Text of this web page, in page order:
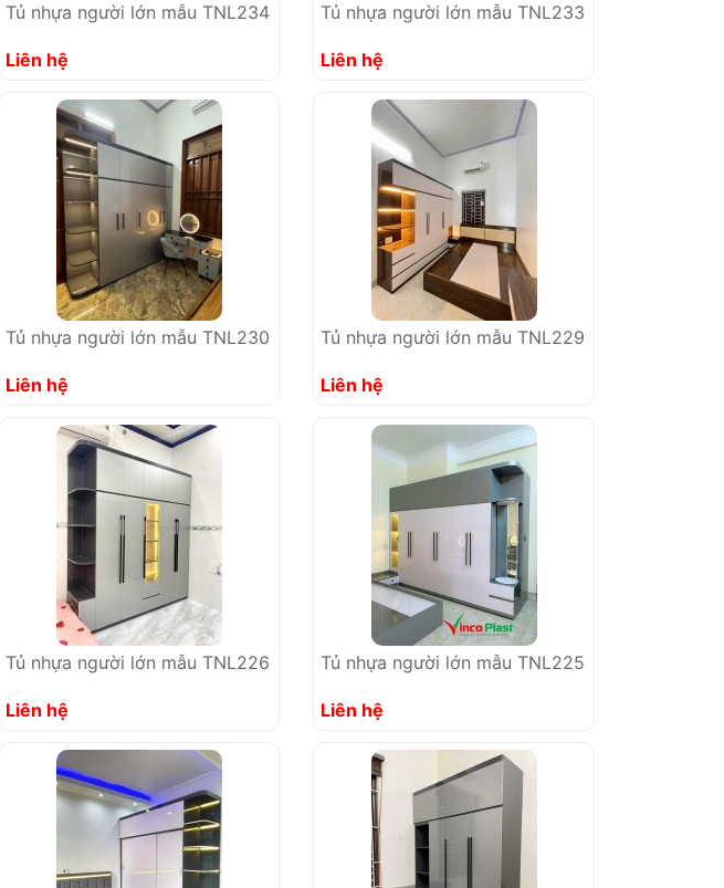
Tủ nhựa người lớn mẫu TNL234
Liên hệ
Tủ nhựa người lớn mẫu TNL233
Liên hệ
Tủ nhựa người lớn mẫu TNL230
Liên hệ
Tủ nhựa người lớn mẫu TNL229
Liên hệ
Tủ nhựa người lớn mẫu TNL226
Liên hệ
Tủ nhựa người lớn mẫu TNL225
Liên hệ